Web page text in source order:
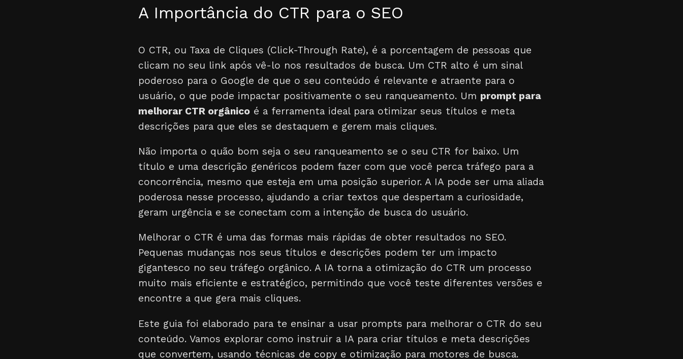
A Importância do CTR para o SEO
O CTR, ou Taxa de Cliques (Click-Through Rate), é a porcentagem de pessoas que
clicam no seu link após vê-lo nos resultados de busca. Um CTR alto é um sinal
poderoso para o Google de que o seu conteúdo é relevante e atraente para o
usuário, o que pode impactar positivamente o seu ranqueamento. Um prompt para
melhorar CTR orgânico é a ferramenta ideal para otimizar seus títulos e meta
descrições para que eles se destaquem e gerem mais cliques.
Não importa o quão bom seja o seu ranqueamento se o seu CTR for baixo. Um
título e uma descrição genéricos podem fazer com que você perca tráfego para a
concorrência, mesmo que esteja em uma posição superior. A IA pode ser uma aliada
poderosa nesse processo, ajudando a criar textos que despertam a curiosidade,
geram urgência e se conectam com a intenção de busca do usuário.
Melhorar o CTR é uma das formas mais rápidas de obter resultados no SEO.
Pequenas mudanças nos seus títulos e descrições podem ter um impacto
gigantesco no seu tráfego orgânico. A IA torna a otimização do CTR um processo
muito mais eficiente e estratégico, permitindo que você teste diferentes versões e
encontre a que gera mais cliques.
Este guia foi elaborado para te ensinar a usar prompts para melhorar o CTR do seu
conteúdo. Vamos explorar como instruir a IA para criar títulos e meta descrições
que convertem, usando técnicas de copy e otimização para motores de busca.